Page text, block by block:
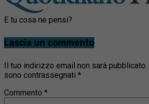
E tu cosa ne pensi?
Lascia un commento
Il tuo indirizzo email non sarà pubblicato.
sono contrassegnati *
Commento *